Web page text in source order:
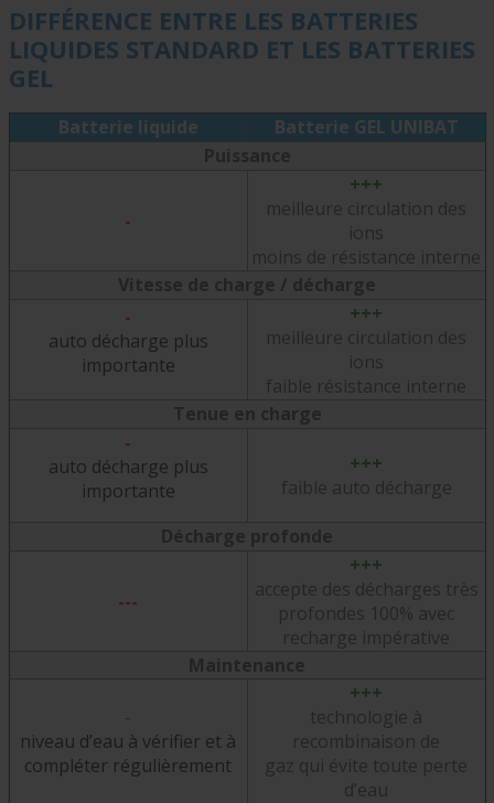
DIFFÉRENCE ENTRE LES BATTERIES
LIQUIDES STANDARD ET LES BATTERIES
GEL
Batterie liquide
Batterie GEL UNIBAT
Puissance
-
+++
meilleure circulation des
ions
moins de résistance interne
Vitesse de charge / décharge
-
auto décharge plus
importante
+++
meilleure circulation des
ions
faible résistance interne
Tenue en charge
-
auto décharge plus
importante
+++
faible auto décharge
Décharge profonde
---
+++
accepte des décharges très
profondes 100% avec
recharge impérative
Maintenance
-
niveau d’eau à vérifier et à
compléter régulièrement
+++
technologie à
recombinaison de
gaz qui évite toute perte
d’eau